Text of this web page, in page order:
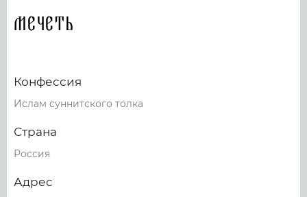
Мечеть
Конфессия
Ислам суннитского толка
Страна
Россия
Адрес